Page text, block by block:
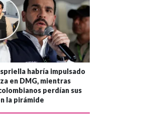
habría impulsado
en DMG, mientras
perdían sus
la pirámide